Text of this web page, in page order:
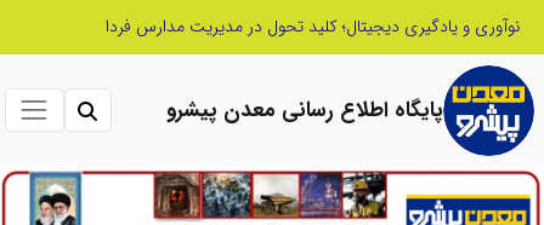
پایگاه اطلاع رسانی معدن پیشرو